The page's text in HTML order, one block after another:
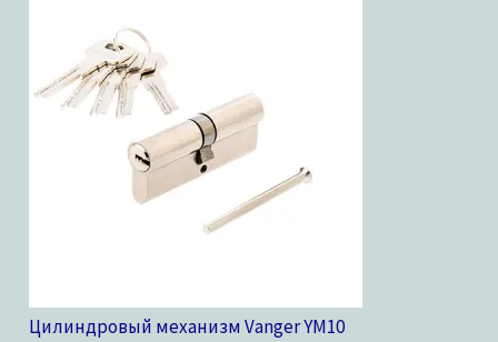
Цилиндровый механизм Vanger YM10